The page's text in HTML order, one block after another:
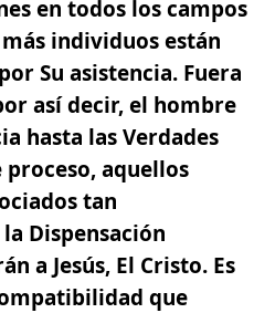
en todos los campos
individuos están
Su asistencia. Fuera
así decir, el hombre
hasta las Verdades
proceso, aquellos
tan
Dispensación
a Jesús, El Cristo. Es
que